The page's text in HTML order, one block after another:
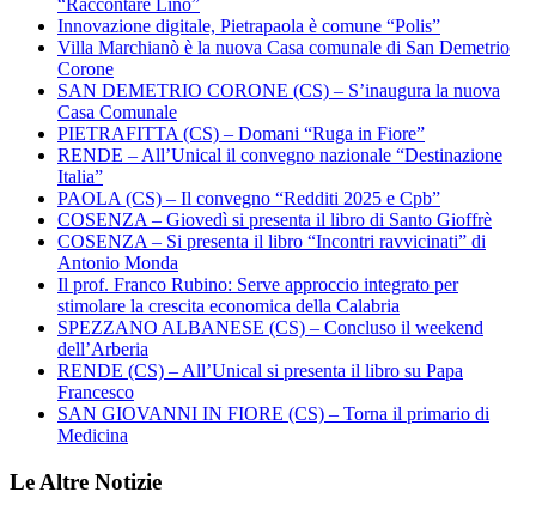
“Raccontare Lino”
Innovazione digitale, Pietrapaola è comune “Polis”
Villa Marchianò è la nuova Casa comunale di San Demetrio
Corone
SAN DEMETRIO CORONE (CS) – S’inaugura la nuova
Casa Comunale
PIETRAFITTA (CS) – Domani “Ruga in Fiore”
RENDE – All’Unical il convegno nazionale “Destinazione
Italia”
PAOLA (CS) – Il convegno “Redditi 2025 e Cpb”
COSENZA – Giovedì si presenta il libro di Santo Gioffrè
COSENZA – Si presenta il libro “Incontri ravvicinati” di
Antonio Monda
Il prof. Franco Rubino: Serve approccio integrato per
stimolare la crescita economica della Calabria
SPEZZANO ALBANESE (CS) – Concluso il weekend
dell’Arberia
RENDE (CS) – All’Unical si presenta il libro su Papa
Francesco
SAN GIOVANNI IN FIORE (CS) – Torna il primario di
Medicina
Le Altre Notizie